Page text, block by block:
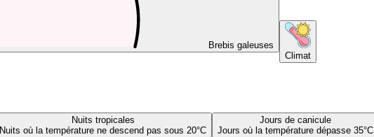
Brebis galeuses
Climat
Nuits tropicales
Nuits où la température ne descend pas sous 20°C
Jours de canicule
Jours où la température dépasse 35°C